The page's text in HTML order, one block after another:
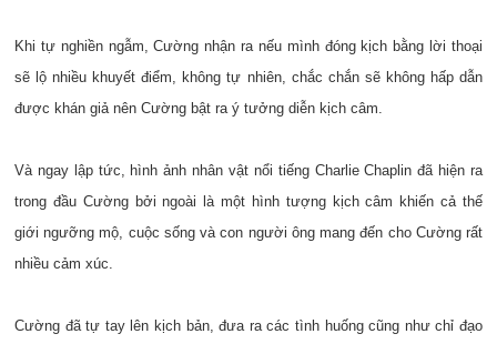
Khi tự nghiền ngẫm, Cường nhận ra nếu mình đóng kịch bằng lời thoại
sẽ lộ nhiều khuyết điểm, không tự nhiên, chắc chắn sẽ không hấp dẫn
được khán giả nên Cường bật ra ý tưởng diễn kịch câm.
Và ngay lập tức, hình ảnh nhân vật nổi tiếng Charlie Chaplin đã hiện ra
trong đầu Cường bởi ngoài là một hình tượng kịch câm khiến cả thế
giới ngưỡng mộ, cuộc sống và con người ông mang đến cho Cường rất
nhiều cảm xúc.
Cường đã tự tay lên kịch bản, đưa ra các tình huống cũng như chỉ đạo